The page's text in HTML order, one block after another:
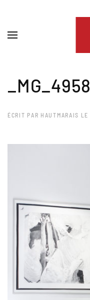
_MG_4958
ÉCRIT PAR HAUTMARAIS LE